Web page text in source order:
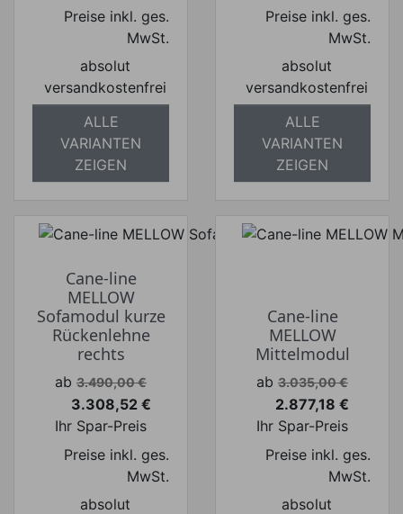
Preise inkl. ges.
MwSt.
absolut
versandkostenfrei
ALLE
VARIANTEN
ZEIGEN
Preise inkl. ges.
MwSt.
absolut
versandkostenfrei
ALLE
VARIANTEN
ZEIGEN
Cane-line
MELLOW
Sofamodul kurze
Rückenlehne
rechts
Verkaufspreis
ab 3.490,00 €
Preis
3.308,52 €
Ihr Spar-Preis
Preise inkl. ges.
MwSt.
absolut
Cane-line
MELLOW
Mittelmodul
Verkaufspreis
ab 3.035,00 €
Preis
2.877,18 €
Ihr Spar-Preis
Preise inkl. ges.
MwSt.
absolut